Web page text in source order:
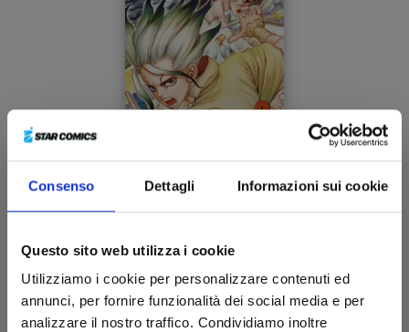
Consenso Dettagli Informazioni sui cookie
Questo sito web utilizza i cookie
Utilizziamo i cookie per personalizzare contenuti ed
annunci, per fornire funzionalità dei social media e per
analizzare il nostro traffico. Condividiamo inoltre
08/01/2020